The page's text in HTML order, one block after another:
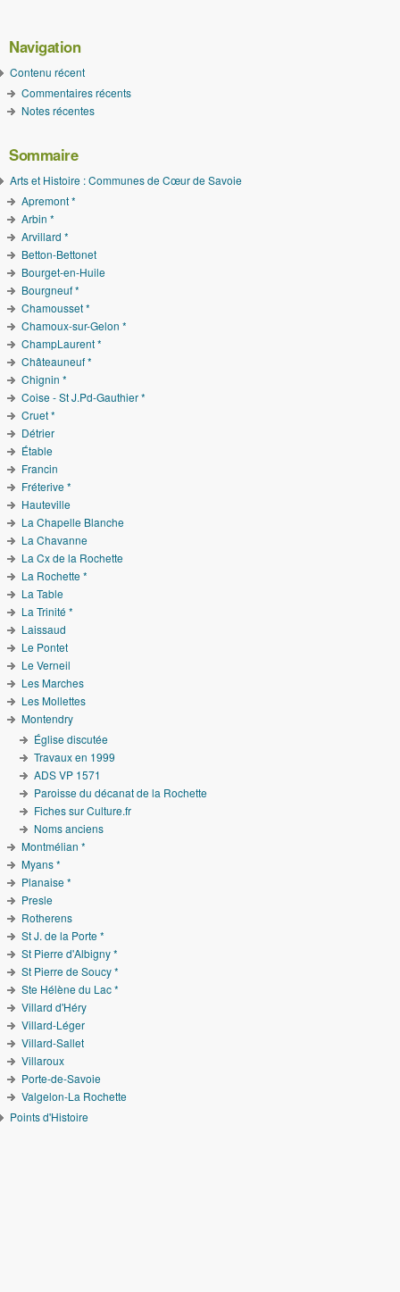
Navigation
Contenu récent
Commentaires récents
Notes récentes
Sommaire
Arts et Histoire : Communes de Cœur de Savoie
Apremont *
Arbin *
Arvillard *
Betton-Bettonet
Bourget-en-Huile
Bourgneuf *
Chamousset *
Chamoux-sur-Gelon *
ChampLaurent *
Châteauneuf *
Chignin *
Coise - St J.Pd-Gauthier *
Cruet *
Détrier
Étable
Francin
Fréterive *
Hauteville
La Chapelle Blanche
La Chavanne
La Cx de la Rochette
La Rochette *
La Table
La Trinité *
Laissaud
Le Pontet
Le Verneil
Les Marches
Les Mollettes
Montendry
Église discutée
Travaux en 1999
ADS VP 1571
Paroisse du décanat de la Rochette
Fiches sur Culture.fr
Noms anciens
Montmélian *
Myans *
Planaise *
Presle
Rotherens
St J. de la Porte *
St Pierre d'Albigny *
St Pierre de Soucy *
Ste Hélène du Lac *
Villard d'Héry
Villard-Léger
Villard-Sallet
Villaroux
Porte-de-Savoie
Valgelon-La Rochette
Points d'Histoire